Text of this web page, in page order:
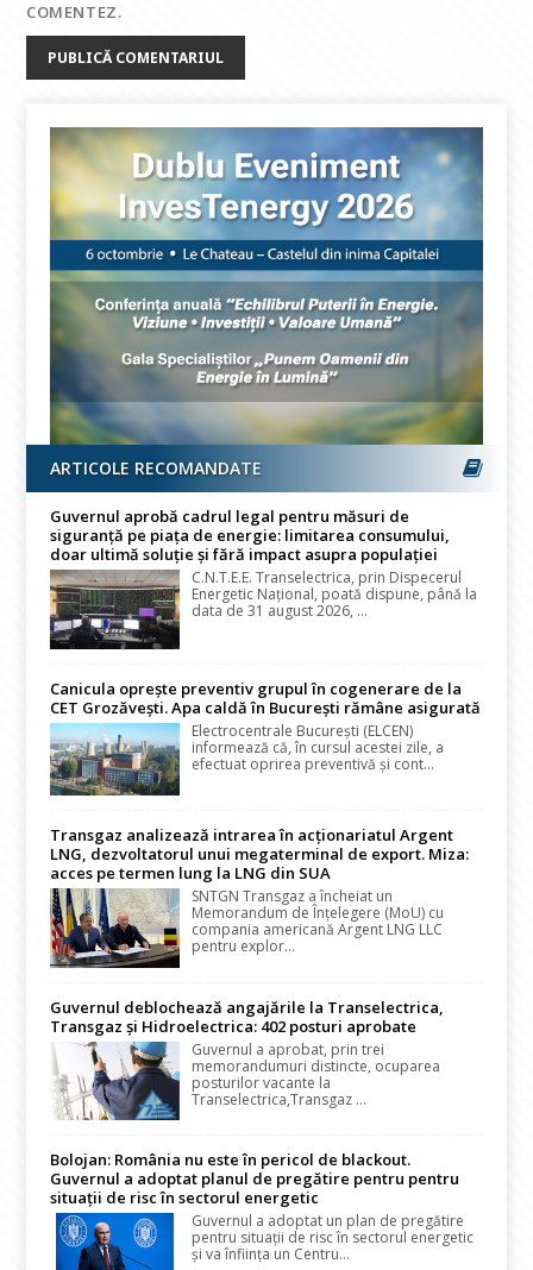
COMENTEZ.
ARTICOLE RECOMANDATE
Guvernul aprobă cadrul legal pentru măsuri de
siguranță pe piața de energie: limitarea consumului,
doar ultimă soluție și fără impact asupra populației
C.N.T.E.E. Transelectrica, prin Dispecerul
Energetic Național, poată dispune, până la
data de 31 august 2026, ...
Canicula oprește preventiv grupul în cogenerare de la
CET Grozăvești. Apa caldă în București rămâne asigurată
Electrocentrale București (ELCEN)
informează că, în cursul acestei zile, a
efectuat oprirea preventivă și cont...
Transgaz analizează intrarea în acționariatul Argent
LNG, dezvoltatorul unui megaterminal de export. Miza:
acces pe termen lung la LNG din SUA
SNTGN Transgaz a încheiat un
Memorandum de Înțelegere (MoU) cu
compania americană Argent LNG LLC
pentru explor...
Guvernul deblochează angajările la Transelectrica,
Transgaz și Hidroelectrica: 402 posturi aprobate
Guvernul a aprobat, prin trei
memorandumuri distincte, ocuparea
posturilor vacante la
Transelectrica,Transgaz ...
Bolojan: România nu este în pericol de blackout.
Guvernul a adoptat planul de pregătire pentru pentru
situații de risc în sectorul energetic
Guvernul a adoptat un plan de pregătire
pentru situații de risc în sectorul energetic
și va înființa un Centru...